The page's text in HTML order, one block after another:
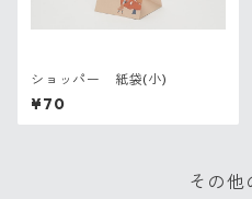
ショッパー 紙袋(小)
¥70
その他